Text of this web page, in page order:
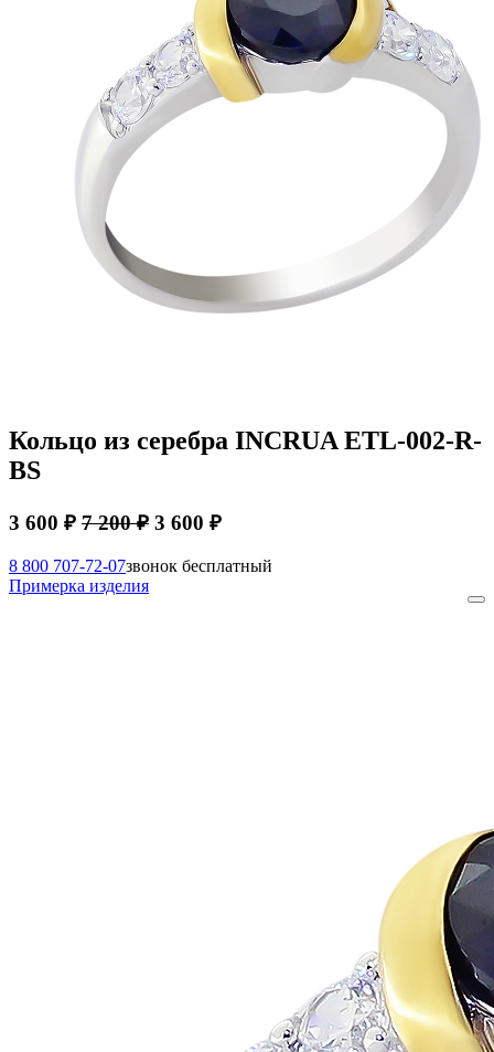
Кольцо из серебра INCRUA ETL-002-R-
BS
3 600 ₽ 7 200 ₽ 3 600 ₽
8 800 707-72-07звонок бесплатный
Примерка изделия